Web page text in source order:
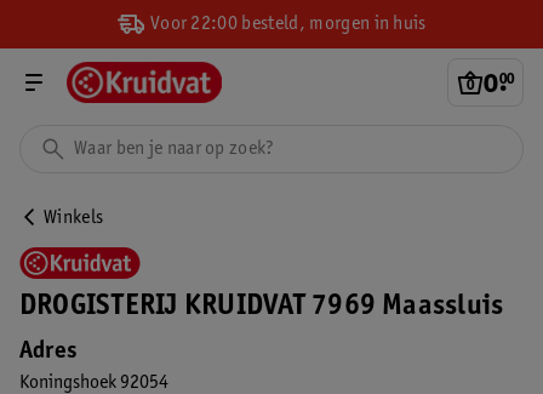
Voor 22:00 besteld, morgen in huis
0.
00
Winkels
DROGISTERIJ KRUIDVAT 7969 Maassluis
Adres
Koningshoek 92054